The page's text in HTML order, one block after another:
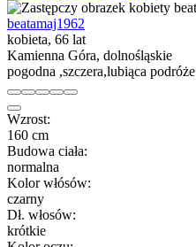
beatamaj1962
kobieta, 66 lat
Kamienna Góra, dolnośląskie
pogodna ,szczera,lubiąca podróże
Wzrost:
160 cm
Budowa ciała:
normalna
Kolor włósów:
czarny
Dł. włosów:
krótkie